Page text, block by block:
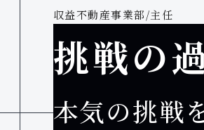
収益不動産事業部/主任
挑戦の
本気の挑戦